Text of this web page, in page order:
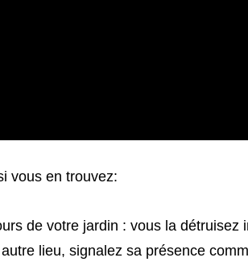
vous en trouvez:
de votre jardin : vous la détruisez
lieu, signalez sa présence